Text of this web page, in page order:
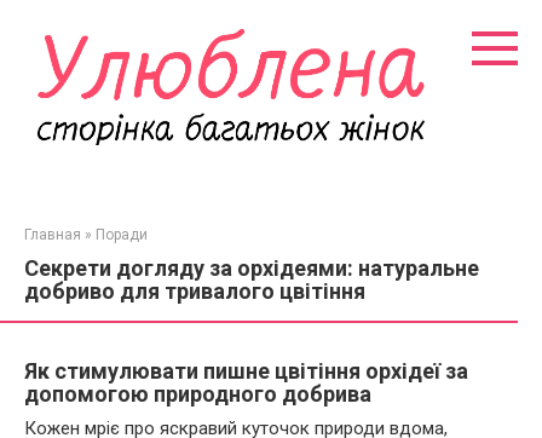
контенту
Главная » Поради
Секрети догляду за орхідеями: натуральне
добриво для тривалого цвітіння
Як стимулювати пишне цвітіння орхідеї за
допомогою природного добрива
Кожен мріє про яскравий куточок природи вдома,